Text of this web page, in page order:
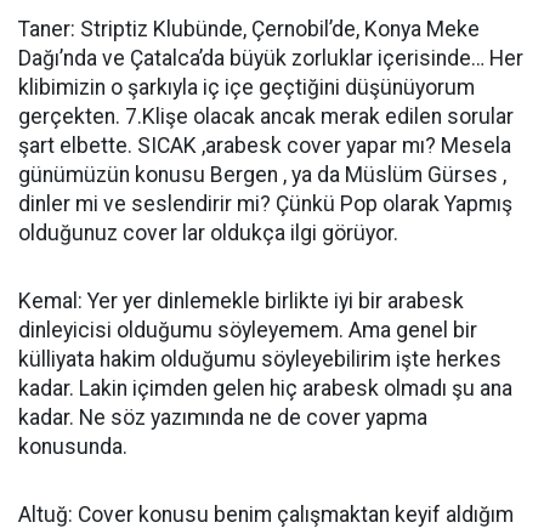
Taner: Striptiz Klubünde, Çernobil’de, Konya Meke
Dağı’nda ve Çatalca’da büyük zorluklar içerisinde… Her
klibimizin o şarkıyla iç içe geçtiğini düşünüyorum
gerçekten. 7.Klişe olacak ancak merak edilen sorular
şart elbette. SICAK ,arabesk cover yapar mı? Mesela
günümüzün konusu Bergen , ya da Müslüm Gürses ,
dinler mi ve seslendirir mi? Çünkü Pop olarak Yapmış
olduğunuz cover lar oldukça ilgi görüyor.
Kemal: Yer yer dinlemekle birlikte iyi bir arabesk
dinleyicisi olduğumu söyleyemem. Ama genel bir
külliyata hakim olduğumu söyleyebilirim işte herkes
kadar. Lakin içimden gelen hiç arabesk olmadı şu ana
kadar. Ne söz yazımında ne de cover yapma
konusunda.
Altuğ: Cover konusu benim çalışmaktan keyif aldığım